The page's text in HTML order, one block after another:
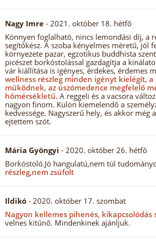
Nagy Imre - 2021. október 18. hétfő
Könnyen foglalható, nincs lemondási díj, a
segítőkész. A szoba kényelmes méretű, jól
környezete pazar, egzotikus buddhista
picészet borkóstolással gazdagítja a
vár kiállítása is igényes, érdekes, érdemes
wellness részleg minden igényt kielégít, a
működnek, az úszómedence megfelelő
hőmérsékletű. A reggeli és a vacsora
nagyon finom. Külön kiemelendő a
kedvessége. Nagyszerű hely, és akkor még
ejtettem szót.
Mária Gyöngyi - 2020. október 26. hétfő
Borkóstoló.Jó hangulatú,nem túl
részleg,nem zsúfolt
Ildikó - 2020. október 17. szombat
Nagyon kellemes pihenés, kikapcsolódás
velnes kitűnő. Mindenkinek ajánljuk.